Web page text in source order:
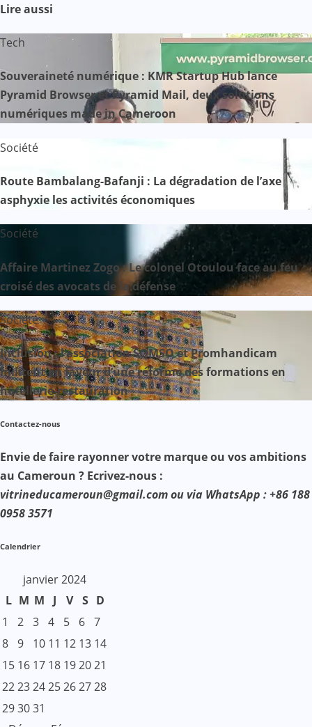
Lire aussi
Tech
Souveraineté numérique : KMR Startup Hub lance
Pyramid Browser et Pyramid Mail, deux solutions
numériques made in Cameroon
Société
Route Bambalang-Bafanji : La dégradation de l’axe
asphyxie les activités économiques
Société
Affaire Martinez Zogo : Le colonel Otoulou face au feu
croisé des avocats de la défense
Société
Inclusion : l’association SOMSO et Promhandicam
militent en faveur d’une réforme des formations en
hôtellerie-restauration
Contactez-nous
Envie de faire rayonner votre marque ou vos ambitions
au Cameroun ? Ecrivez-nous :
vitrineducameroun@gmail.com ou via WhatsApp : +86 188
0958 3571
Calendrier
janvier 2024
L M M J V S D
1
2 3 4 5 6 7
8 9 10 11 12 13 14
15 16 17 18 192021
22232425262728
293031